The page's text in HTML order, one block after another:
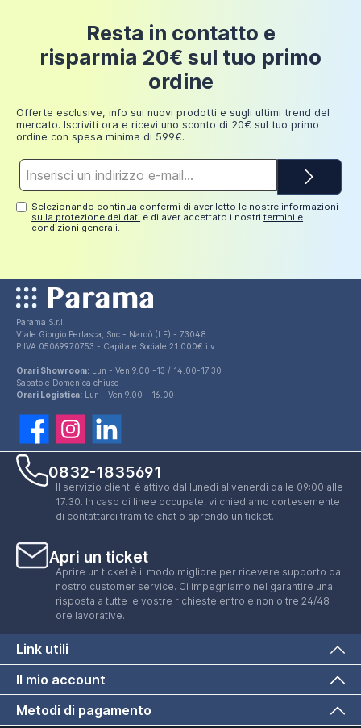
Resta in contatto e
risparmia 20€ sul tuo primo
ordine
Offerte esclusive, info sui nuovi prodotti e sugli ultimi trend del
mercato. Iscriviti ora e ricevi uno sconto di 20€ sul tuo primo
ordine con spesa minima di 599€.
e-
Selezionando continua confermi di aver letto le nostreinformazioni
sulla protezione dei dati e di aver accettato i nostritermini e
condizioni generali.
Parama S.r.l.
Viale Giorgio Perlasca, Snc - Nardò (LE) - 73048
P.IVA 05069970753 - Capitale Sociale 21.000€ i.v.
Orari Showroom: Lun - Ven 9.00 -13 / 14.00-17.30
Sabato e Domenica chiuso
Orari Logistica: Lun - Ven 9.00 - 16.00
0832-1835691
Il servizio clienti è attivo dal lunedì al venerdì dalle 09:00 alle
17.30. In caso di linee occupate, vi chiediamo cortesemente
di contattarci tramite chat o aprendo un ticket.
Apri un ticket
Aprire un ticket è il modo migliore per ricevere supporto dal
nostro customer service. Ci impegniamo nel garantire una
risposta a tutte le vostre richieste entro e non oltre 24/48
ore lavorative.
Link utili
Il mio account
Metodi di pagamento